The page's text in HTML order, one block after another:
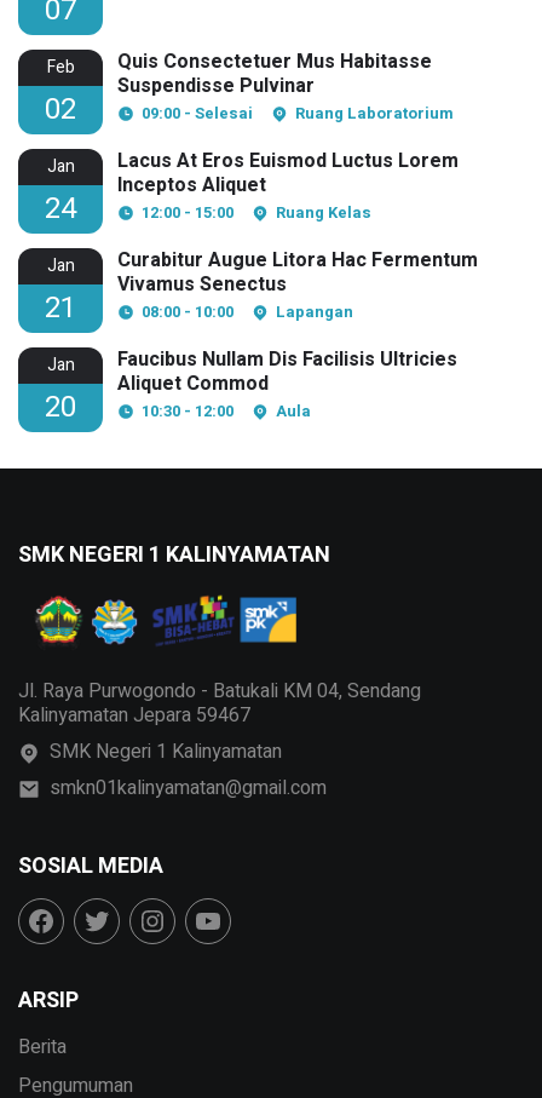
07
Feb
02
Quis Consectetuer Mus Habitasse
Suspendisse Pulvinar
09:00 - Selesai Ruang Laboratorium
Jan
24
Lacus At Eros Euismod Luctus Lorem
Inceptos Aliquet
12:00 - 15:00 Ruang Kelas
Jan
21
Curabitur Augue Litora Hac Fermentum
Vivamus Senectus
08:00 - 10:00 Lapangan
Jan
20
Faucibus Nullam Dis Facilisis Ultricies
Aliquet Commod
10:30 - 12:00 Aula
SMK NEGERI 1 KALINYAMATAN
Jl. Raya Purwogondo - Batukali KM 04, Sendang
Kalinyamatan Jepara 59467
SMK Negeri 1 Kalinyamatan
smkn01kalinyamatan@gmail.com
SOSIAL MEDIA
ARSIP
Berita
Pengumuman